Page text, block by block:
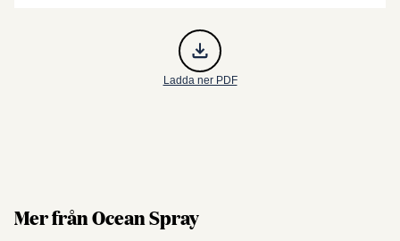
Ladda ner PDF
Mer från Ocean Spray